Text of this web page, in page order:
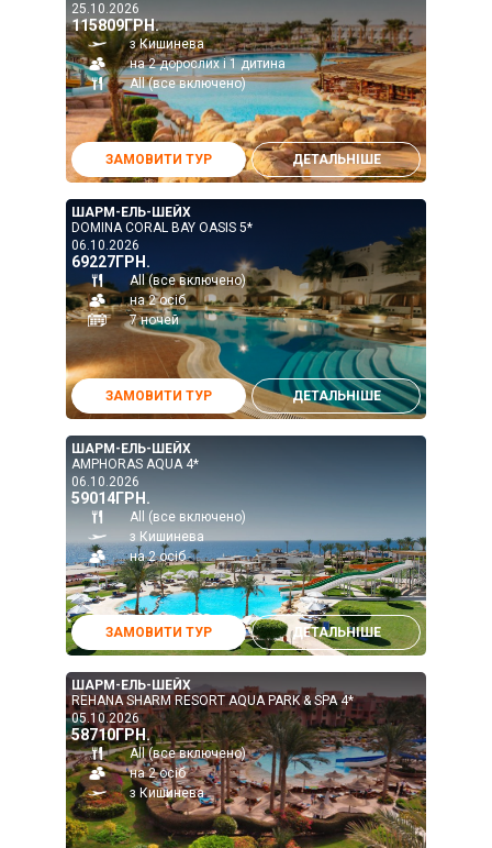
25.10.2026
115809ГРН.
з Кишинева
на 2 дорослих і 1 дитина
All (все включено)
ЗАМОВИТИ ТУР ДЕТАЛЬНІШЕ
ШАРМ-ЕЛЬ-ШЕЙХ
DOMINA CORAL BAY OASIS 5*
06.10.2026
69227ГРН.
All (все включено)
на 2 осіб
7 ночей
ЗАМОВИТИ ТУР ДЕТАЛЬНІШЕ
ШАРМ-ЕЛЬ-ШЕЙХ
AMPHORAS AQUA 4*
06.10.2026
59014ГРН.
All (все включено)
з Кишинева
на 2 осіб
ЗАМОВИТИ ТУР ДЕТАЛЬНІШЕ
ШАРМ-ЕЛЬ-ШЕЙХ
REHANA SHARM RESORT AQUA PARK & SPA 4*
05.10.2026
58710ГРН.
All (все включено)
на 2 осіб
з Кишинева